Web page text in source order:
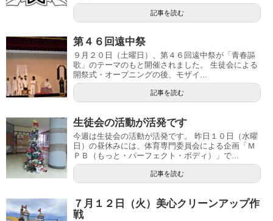
記事を読む
第４６回遠中祭
９月２０日（土曜日）、第４６回遠中祭が「青春謳
歌」のテーマのもと開催されました。 生徒会による
開祭式・オープニングの後、モザイ...
記事を読む
生徒会の活動が活発です
今週は生徒会の活動が活発です。 昨日１０日（水曜
日）の昼休みには、体育専門委員会による企画「Ｍ
ＰＢ（もっと・パーフェクト・ボディ）」で...
記事を読む
７月１２日（火）美心クリーンアップ作
戦